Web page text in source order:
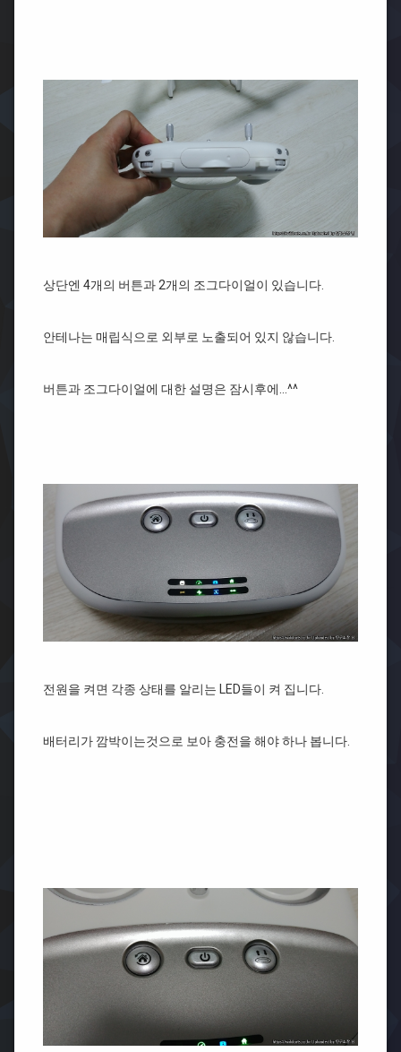
상단엔 4개의 버튼과 2개의 조그다이얼이 있습니다.
안테나는 매립식으로 외부로 노출되어 있지 않습니다.
버튼과 조그다이얼에 대한 설명은 잠시후에…^^
전원을 켜면 각종 상태를 알리는 LED들이 켜 집니다.
배터리가 깜박이는것으로 보아 충전을 해야 하나 봅니다.